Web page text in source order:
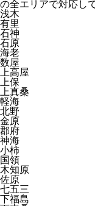
の全エリアで対応し
浅木
有里
石神
石原
海老
数屋
上高屋
上保
上真桑
軽海
北野
金原
郡府
神海
小柿
国領
木知原
佐原
七五三
下福島